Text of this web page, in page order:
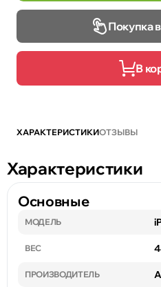
Покупка
В
ХАРАКТЕРИСТИКИОТЗЫВЫ
Характеристики
Основные
МОДЕЛЬ
ВЕС
ПРОИЗВОДИТЕЛЬ